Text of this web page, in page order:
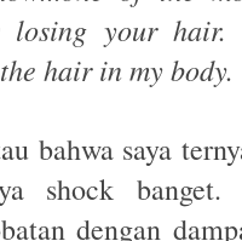
losing your
hair in my body.
bahwa saya
shock
dengan